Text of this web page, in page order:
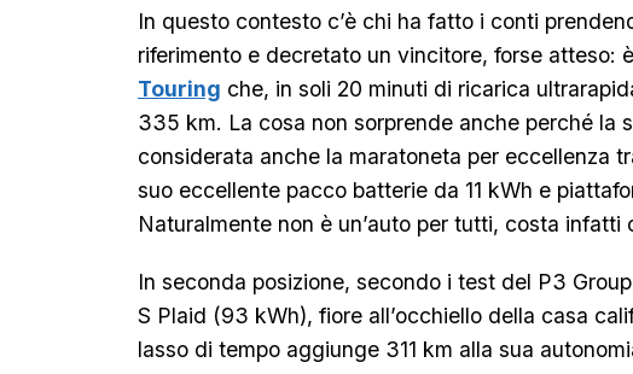
In questo contesto c’è chi ha fatto i conti
riferimento e decretato un vincitore, forse atteso:
Touring che, in soli 20 minuti di ricarica
335 km. La cosa non sorprende anche perché la
considerata anche la maratoneta per eccellenza
suo eccellente pacco batterie da 11 kWh e
Naturalmente non è un’auto per tutti, costa infatti
In seconda posizione, secondo i test del P3
S Plaid (93 kWh), fiore all’occhiello della casa
lasso di tempo aggiunge 311 km alla sua